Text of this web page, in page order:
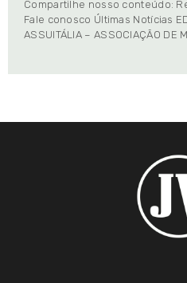
Compartilhe nosso conteúdo:
Fale conosco Últimas Notícias
ASSUITÁLIA – ASSOCIAÇÃO DE